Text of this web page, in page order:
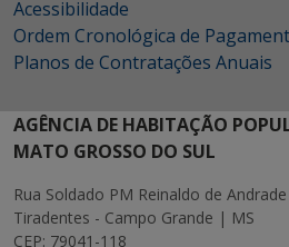
Acessibilidade
Ordem Cronológica de
Planos de Contratações Anuais
AGÊNCIA DE HABITAÇÃO
MATO GROSSO DO SUL
Rua Soldado PM Reinaldo de
Tiradentes - Campo Grande | MS
CEP: 79041-118